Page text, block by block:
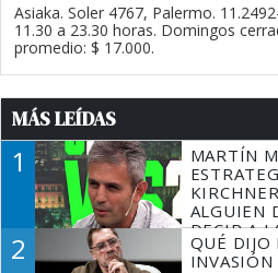
Asiaka. Soler 4767, Palermo.
11.30 a 23.30 horas. Domingos
promedio: $ 17.000.
MÁS LEÍDAS
1
MARTÍN
ALGUIEN
DECIR A
TIENE
2
QUÉ DIJO